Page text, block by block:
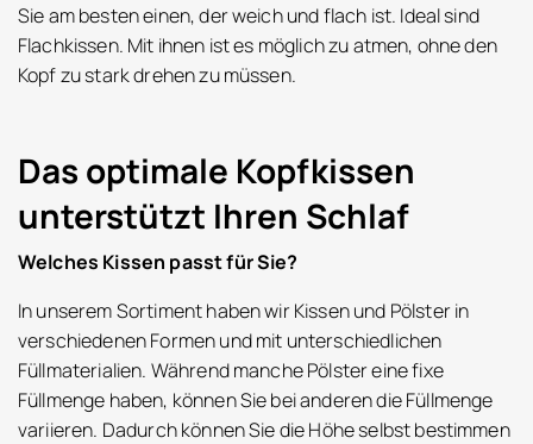
Sie am besten einen, der weich und flach ist. Ideal sind
Flachkissen. Mit ihnen ist es möglich zu atmen, ohne den
Kopf zu stark drehen zu müssen.
Das optimale Kopfkissen
unterstützt Ihren Schlaf
Welches Kissen passt für Sie?
In unserem Sortiment haben wir Kissen und Pölster in
verschiedenen Formen und mit unterschiedlichen
Füllmaterialien. Während manche Pölster eine fixe
Füllmenge haben, können Sie bei anderen die Füllmenge
variieren. Dadurch können Sie die Höhe selbst bestimmen